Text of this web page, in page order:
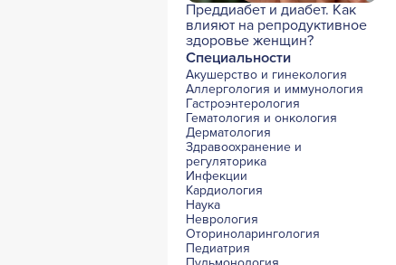
Преддиабет и диабет. Как
влияют на репродуктивное
здоровье женщин?
Специальности
Акушерство и гинекология
Аллергология и иммунология
Гастроэнтерология
Гематология и онкология
Дерматология
Здравоохранение и
регуляторика
Инфекции
Кардиология
Наука
Неврология
Оториноларингология
Педиатрия